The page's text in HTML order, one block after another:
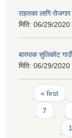
राहतका लागि
मिति: 06/29/2020
बारपाक सुलिकोट
मिति: 06/29/2020
Pages
« first
7